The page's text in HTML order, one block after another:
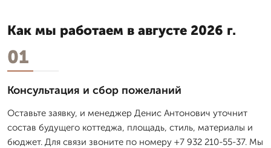
Как мы работаем в августе 2026 г.
01
Консультация и сбор пожеланий
Оставьте заявку, и менеджер Денис Антонович уточнит
состав будущего коттеджа, площадь, стиль, материалы и
бюджет. Для связи звоните по номеру +7 932 210-55-37. Мы